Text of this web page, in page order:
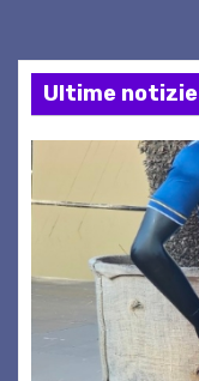
Ultime notizie